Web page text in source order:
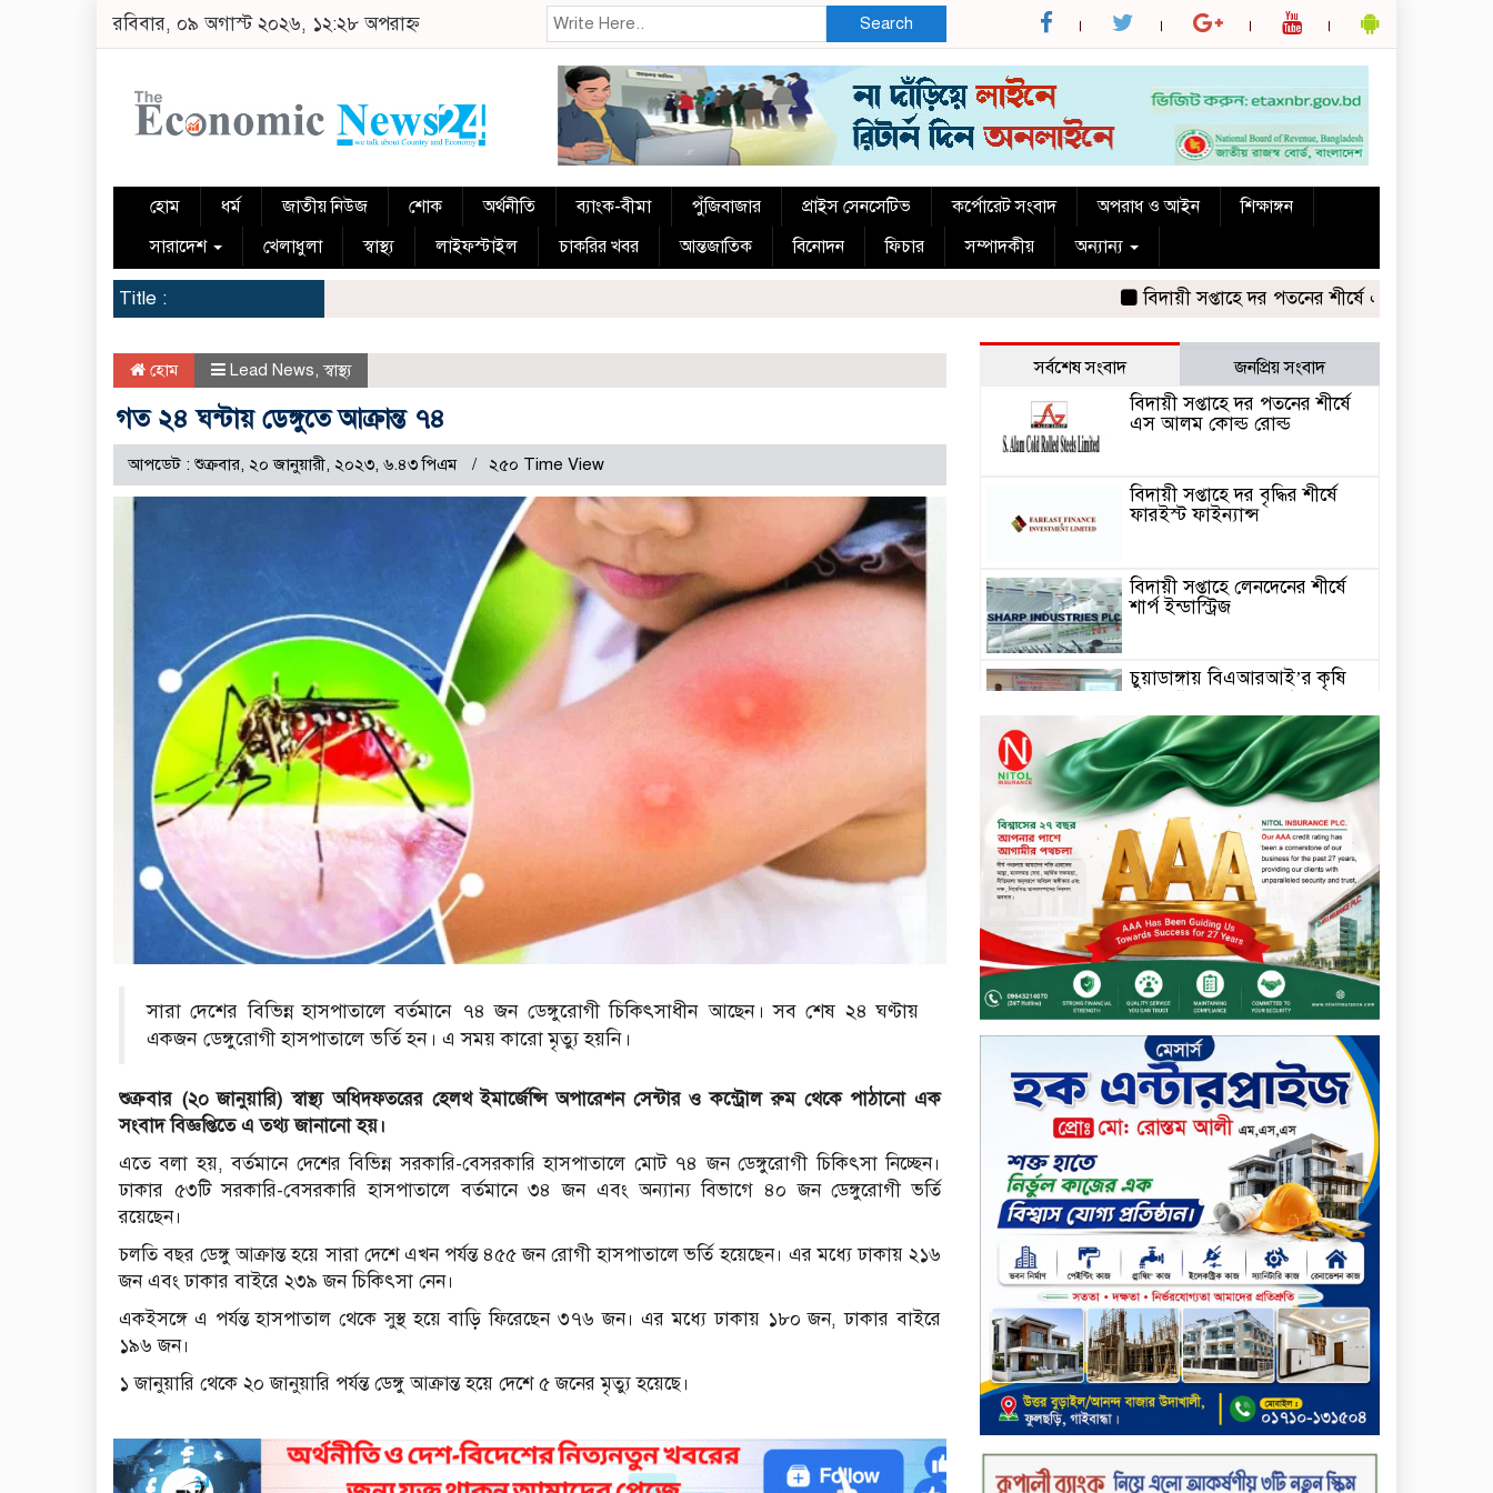
রবিবার, ০৯ অগাস্ট ২০২৬, ১২:২৮ অপরাহ্ন Search
হোম ধর্ম জাতীয় নিউজ শোক অর্থনীতি ব্যাংক-বীমা পুঁজিবাজার প্রাইস সেনসেটিভ কর্পোরেট সংবাদ অপরাধ ও আইন
শিক্ষাঙ্গন
সারাদেশ
খেলাধুলা স্বাস্থ্য লাইফস্টাইল চাকরির খবর আন্তজাতিক বিনোদন ফিচার সম্পাদকীয় অন্যান্য
Title : বিদায়ী সপ্তাহে দর পতনের শীর্ষে এস আলম কোল্ড রোল্ড
হোম Lead News,স্বাস্থ্য
গত ২৪ ঘন্টায় ডেঙ্গুতে আক্রান্ত ৭৪
আপডেট : শুক্রবার, ২০ জানুয়ারী, ২০২৩, ৬.৪৩ পিএম ২৫০ Time View
সারা দেশের বিভিন্ন হাসপাতালে বর্তমানে ৭৪ জন ডেঙ্গুরোগী চিকিৎসাধীন আছেন। সব শেষ ২৪ ঘণ্টায়
একজন ডেঙ্গুরোগী হাসপাতালে ভর্তি হন। এ সময় কারো মৃত্যু হয়নি।
শুক্রবার (২০ জানুয়ারি) স্বাস্থ্য অধিদফতরের হেলথ ইমার্জেন্সি অপারেশন সেন্টার ও কন্ট্রোল রুম থেকে পাঠানো এক
সংবাদ বিজ্ঞপ্তিতে এ তথ্য জানানো হয়।
এতে বলা হয়, বর্তমানে দেশের বিভিন্ন সরকারি-বেসরকারি হাসপাতালে মোট ৭৪ জন ডেঙ্গুরোগী চিকিৎসা নিচ্ছেন।
ঢাকার ৫৩টি সরকারি-বেসরকারি হাসপাতালে বর্তমানে ৩৪ জন এবং অন্যান্য বিভাগে ৪০ জন ডেঙ্গুরোগী ভর্তি
রয়েছেন।
চলতি বছর ডেঙ্গু আক্রান্ত হয়ে সারা দেশে এখন পর্যন্ত ৪৫৫ জন রোগী হাসপাতালে ভর্তি হয়েছেন। এর মধ্যে ঢাকায় ২১৬
জন এবং ঢাকার বাইরে ২৩৯ জন চিকিৎসা নেন।
একইসঙ্গে এ পর্যন্ত হাসপাতাল থেকে সুস্থ হয়ে বাড়ি ফিরেছেন ৩৭৬ জন। এর মধ্যে ঢাকায় ১৮০ জন, ঢাকার বাইরে
১৯৬ জন।
১ জানুয়ারি থেকে ২০ জানুয়ারি পর্যন্ত ডেঙ্গু আক্রান্ত হয়ে দেশে ৫ জনের মৃত্যু হয়েছে।
সর্বশেষ সংবাদ জনপ্রিয় সংবাদ
বিদায়ী সপ্তাহে দর পতনের শীর্ষে
এস আলম কোল্ড রোল্ড
বিদায়ী সপ্তাহে দর বৃদ্ধির শীর্ষে
ফারইস্ট ফাইন্যান্স
বিদায়ী সপ্তাহে লেনদেনের শীর্ষে
শার্প ইন্ডাস্ট্রিজ
চুয়াডাঙ্গায় বিএআরআই’র কৃষি
গবেষণা কেন্দ্র, মেহেরপুর এর
আঞ্চলিক রিভিউ কর্মশালা/
২০২৫-২৬ অনুষ্ঠিত
মুসলিম নিকাহ রেজিস্ট্রার কল্যাণ
পরিষদের সম্মেলন অনুষ্ঠিত
দীর্ঘস্থায়ী ৭,৫০০ এমএএইচ
ব্যাটারি এবং শক্তিশালী গরিলা গ্লাস
৭আই সুরক্ষা নিয়ে শাওমি উন্মোচন
করল নতুন রেডমি ১৭
খালেদা জিয়ার গাড়ীতে
হামলাকারী রুবেলের গোত্রীয়
সন্ত্রাসীদের গ্রেফতারের দাবি
ক্যাশলেস বাংলাদেশ বিনির্মাণে
ইসলামী ব্যাংকের উদ্যোগে বাংলা
কিউআর নিয়ে বিশিষ্ট আলেমদের
সঙ্গে মতবিনিময় সভা অনুষ্ঠিত
‘শেখ হাসিনা ডিসেম্বরে ফিরলে
গণহত্যার দায় নিয়ে কারাগারে
যাবেন,’ আইনমন্ত্রী
মধ্যরাতে শাহজালাল
বিমানবন্দরের বলাকা লাউঞ্জে
অগ্নিকাণ্ড
নিরাপদ ও স্বল্পব্যয়ে ক্যাশলেস
লেনদেন গড়তে কাজ করছে
বাংলাদেশ ব্যাংক: গভর্নর
জীবননগর সীমান্ত দিয়ে ভারতে
অবৈধ অনুপ্রবেশের সময় ৮
বাংলাদেশি নারী আটক